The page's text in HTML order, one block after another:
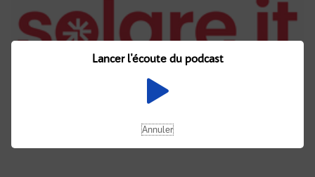
Lancer l'écoute du podcast
Annuler